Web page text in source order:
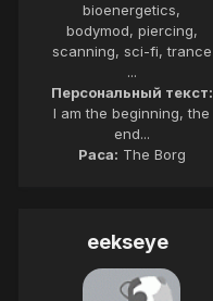
bioenergetics,
bodymod, piercing,
scanning, sci-fi, trance
...
Персональный текст:
I am the beginning, the
end...
Раса: The Borg
eekseye